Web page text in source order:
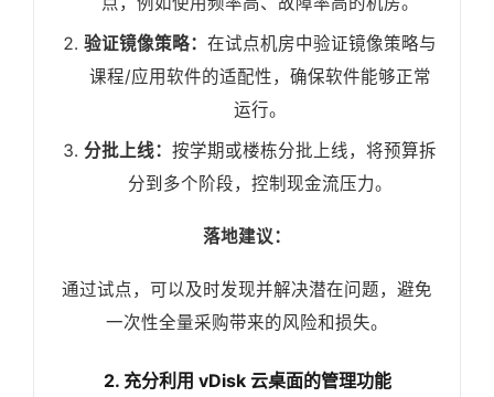
验证镜像策略： 在试点机房中验证镜像策略与
课程/应用软件的适配性，确保软件能够正常
运行。
分批上线： 按学期或楼栋分批上线，将预算拆
分到多个阶段，控制现金流压力。
落地建议：
通过试点，可以及时发现并解决潜在问题，避免
一次性全量采购带来的风险和损失。
2. 充分利用 vDisk 云桌面的管理功能